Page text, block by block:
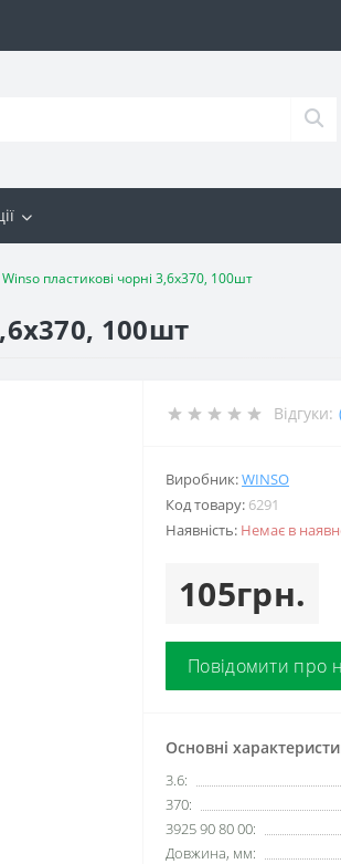
пластикові чорні 3,6x370, 100шт
100шт
Відгуки:
Виробник:WINSO
Код товару: 6291
Наявність: Немає в
105грн.
Повідомити про
Основні
3.6:
370:
3925 90 80 00:
Довжина, мм: